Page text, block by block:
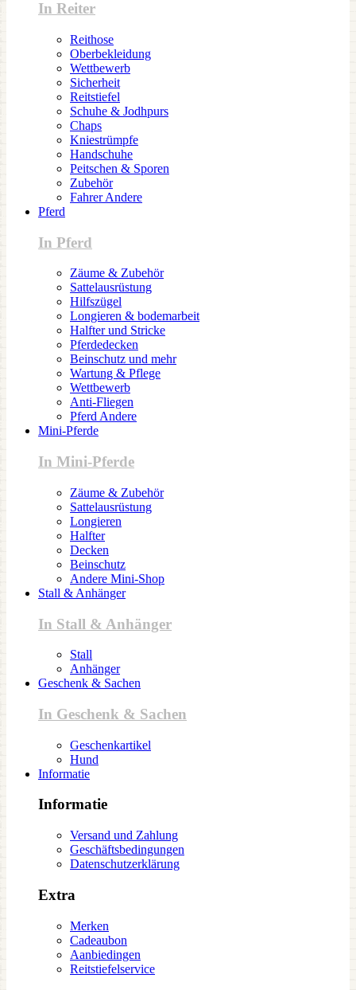
In Reiter
Reithose
Oberbekleidung
Wettbewerb
Sicherheit
Reitstiefel
Schuhe & Jodhpurs
Chaps
Kniestrümpfe
Handschuhe
Peitschen & Sporen
Zubehör
Fahrer Andere
Pferd
In Pferd
Zäume & Zubehör
Sattelausrüstung
Hilfszügel
Longieren & bodemarbeit
Halfter und Stricke
Pferdedecken
Beinschutz und mehr
Wartung & Pflege
Wettbewerb
Anti-Fliegen
Pferd Andere
Mini-Pferde
In Mini-Pferde
Zäume & Zubehör
Sattelausrüstung
Longieren
Halfter
Decken
Beinschutz
Andere Mini-Shop
Stall & Anhänger
In Stall & Anhänger
Stall
Anhänger
Geschenk & Sachen
In Geschenk & Sachen
Geschenkartikel
Hund
Informatie
Informatie
Versand und Zahlung
Geschäftsbedingungen
Datenschutzerklärung
Extra
Merken
Cadeaubon
Aanbiedingen
Reitstiefelservice